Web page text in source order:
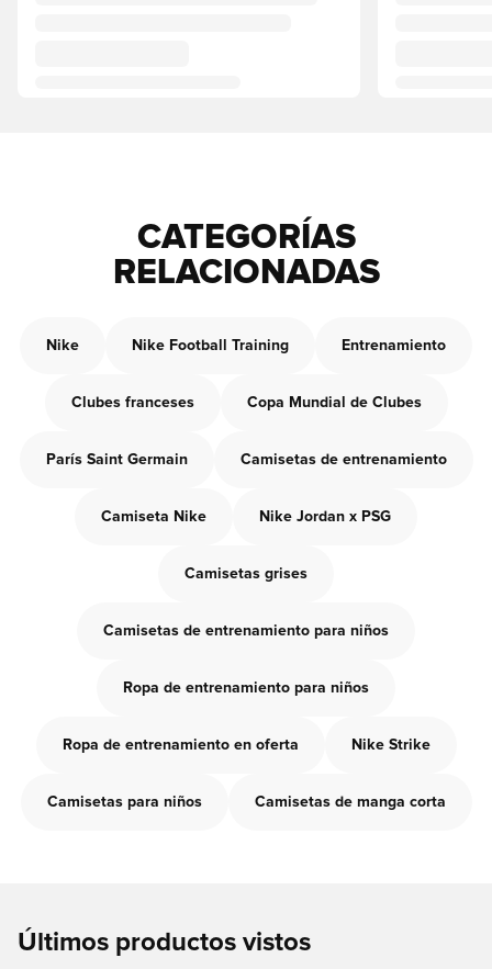
CATEGORÍAS
RELACIONADAS
Nike Nike Football Training Entrenamiento
Clubes franceses Copa Mundial de Clubes
París Saint Germain Camisetas de entrenamiento
Camiseta Nike Nike Jordan x PSG
Camisetas grises
Camisetas de entrenamiento para niños
Ropa de entrenamiento para niños
Ropa de entrenamiento en oferta Nike Strike
Camisetas para niños Camisetas de manga corta
Últimos productos vistos